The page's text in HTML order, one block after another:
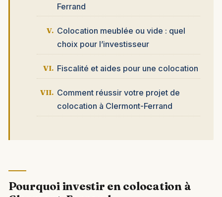
Ferrand
Colocation meublée ou vide : quel
choix pour l’investisseur
Fiscalité et aides pour une colocation
Comment réussir votre projet de
colocation à Clermont-Ferrand
Pourquoi investir en colocation à